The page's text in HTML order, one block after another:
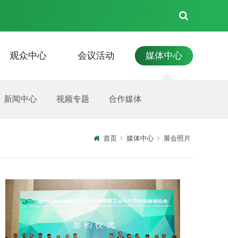
联系我们
用 展商名录 展商须知
观众中心
住宿 资料下载
会议活动
见面会 技术交流会 活动信息
媒体中心
新闻中心 视频专题 合作媒体
首页 媒体中心 展会照片